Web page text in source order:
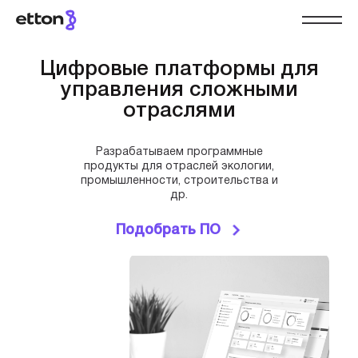
Цифровые платформы для
управления сложными
отраслями
Разрабатываем программные
продукты для отраслей экологии,
промышленности, строительства и
др.
Подобрать ПО